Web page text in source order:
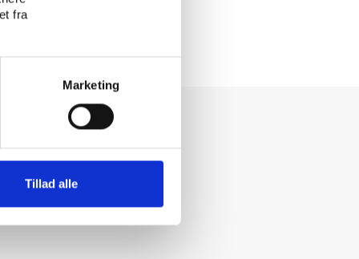
fra
Marketing
Tillad alle